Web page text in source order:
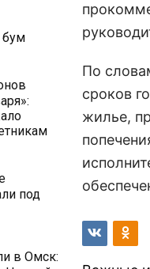
бум
под
в Омск:
По
сроков
жилье,